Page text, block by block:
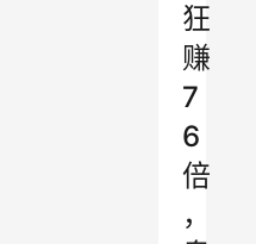
狂
赚
7
6
倍
，